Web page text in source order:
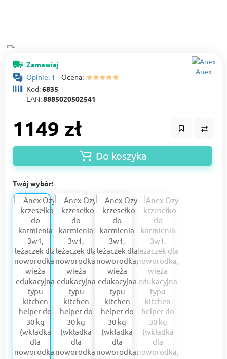
Zamawiaj
Opinie: 1
Ocena:
Kod:6835
EAN:8885020502541
Anex
1149 zł
Do koszyka
Twój wybór: